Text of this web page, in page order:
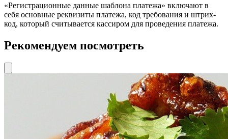
«Регистрационные данные шаблона платежа» включают в
себя основные реквизиты платежа, код требования и штрих-
код, который считывается кассиром для проведения платежа.
Рекомендуем посмотреть